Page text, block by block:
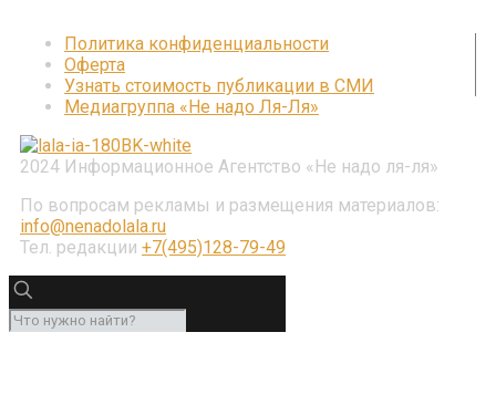
2024 Информационное Агентство «Не надо ля-ля»
По вопросам рекламы и размещения материалов:
info@nenadolala.ru
Тел. редакции +7(495)128-79-49
Политика конфиденциальности
Оферта
Узнать стоимость публикации в СМИ
Медиагруппа «Не надо Ля-Ля»